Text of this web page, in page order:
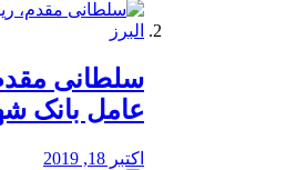
سلطانی
عامل بانک
اکتبر 18, 2019